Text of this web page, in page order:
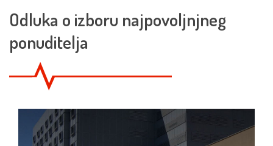
Odluka o izboru najpovoljnjneg
ponuditelja